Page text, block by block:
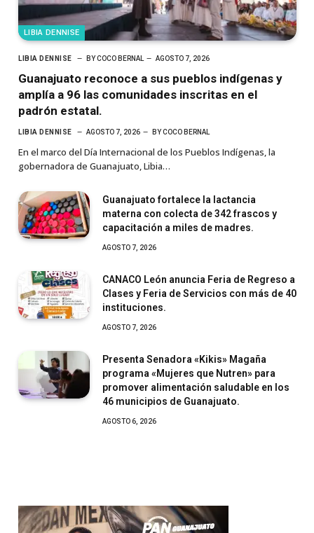
LIBIA DENNISE
LIBIA DENNISE BY COCO BERNAL AGOSTO 7, 2026
Guanajuato reconoce a sus pueblos indígenas y
amplía a 96 las comunidades inscritas en el
padrón estatal.
LIBIA DENNISE AGOSTO 7, 2026 BY COCO BERNAL
En el marco del Día Internacional de los Pueblos Indígenas, la
gobernadora de Guanajuato, Libia…
Guanajuato fortalece la lactancia
materna con colecta de 342 frascos y
capacitación a miles de madres.
AGOSTO 7, 2026
CANACO León anuncia Feria de Regreso a
Clases y Feria de Servicios con más de 40
instituciones.
AGOSTO 7, 2026
Presenta Senadora «Kikis» Magaña
programa «Mujeres que Nutren» para
promover alimentación saludable en los
46 municipios de Guanajuato.
AGOSTO 6, 2026